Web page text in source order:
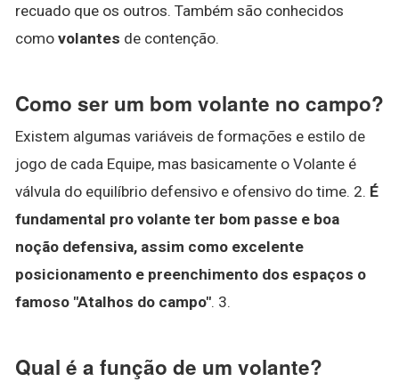
recuado que os outros. Também são conhecidos
como volantes de contenção.
Como ser um bom volante no campo?
Existem algumas variáveis de formações e estilo de
jogo de cada Equipe, mas basicamente o Volante é
válvula do equilíbrio defensivo e ofensivo do time. 2. É
fundamental pro volante ter bom passe e boa
noção defensiva, assim como excelente
posicionamento e preenchimento dos espaços o
famoso "Atalhos do campo". 3.
Qual é a função de um volante?